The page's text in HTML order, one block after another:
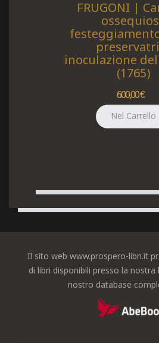
FRUGONI |
inoculazione
(1765)
600,00 €
Il sito web www.prospero-libri.it
di libri disponibili presso la nostra
nostro database